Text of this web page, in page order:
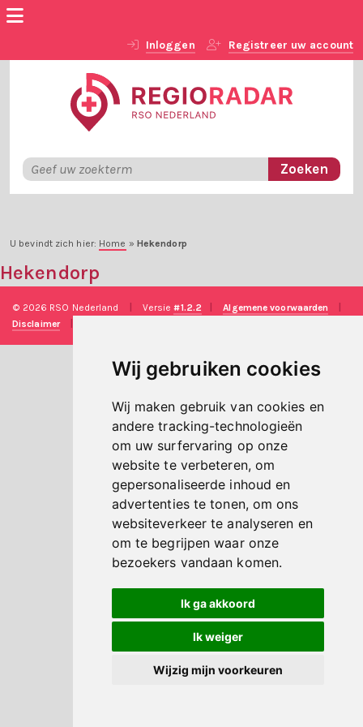
Wij gebruiken cookies
Wij maken gebruik van cookies en
andere tracking-technologieën
om uw surfervaring op onze
website te verbeteren, om
gepersonaliseerde inhoud en
advertenties te tonen, om ons
websiteverkeer te analyseren en
om te begrijpen waar onze
bezoekers vandaan komen.
Ik ga akkoord
Ik weiger
Wijzig mijn voorkeuren
Inloggen Registreer uw account
U bevindt zich hier: Home » Hekendorp
Hekendorp
© 2026 RSO Nederland Versie#1.2.2 Algemene voorwaarden
Disclaimer